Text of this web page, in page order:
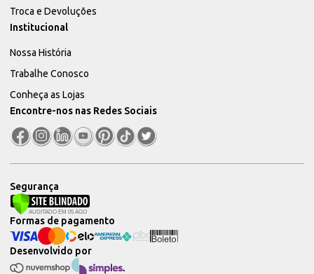
Troca e Devoluções
Institucional
Nossa História
Trabalhe Conosco
Conheça as Lojas
Encontre-nos nas Redes Sociais
Segurança
Desenvolvido por
Formas de pagamento